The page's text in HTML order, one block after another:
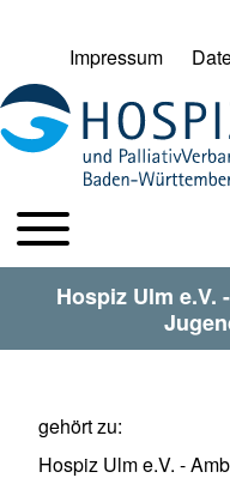
Suche Schließen
Suche
User account
Impressum
HPV BW Hauptmenu
Toggle main menu
Hospiz Ulm e.V.
gehört zu
Hospiz Ulm e.V. -